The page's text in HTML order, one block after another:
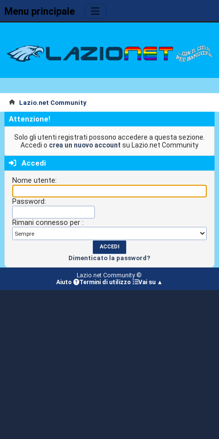
Menu principale
Lazio.net Community
Attenzione!
Solo gli utenti registrati possono accedere a questa sezione.
Accedi o crea un nuovo account su Lazio.net Community
Accedi
Nome utente:
Password:
Rimani connesso per :
Dimenticato la password?
Lazio.net Community ©
Aiuto
Termini di utilizzo Vai su ▲